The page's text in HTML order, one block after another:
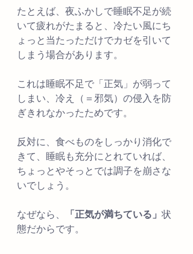
たとえば、夜ふかしで睡眠不足が続
いて疲れがたまると、冷たい風にち
ょっと当たっただけでカゼを引いて
しまう場合があります。
これは睡眠不足で「正気」が弱って
しまい、冷え（＝邪気）の侵入を防
ぎきれなかったためです。
反対に、食べものをしっかり消化で
きて、睡眠も充分にとれていれば、
ちょっとやそっとでは調子を崩さな
いでしょう。
なぜなら、 「正気が満ちている」 状
態だからです。